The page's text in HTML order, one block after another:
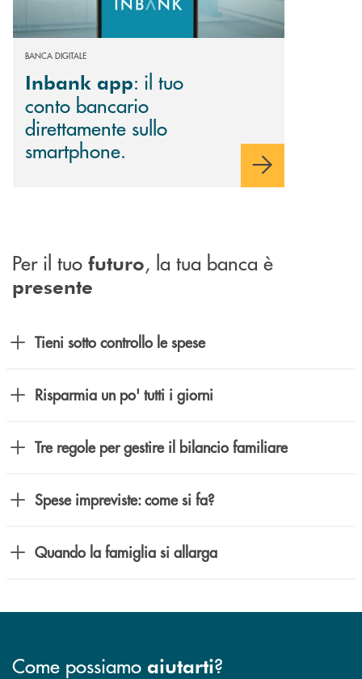
BANCA DIGITALE
Inbank app: il tuo
conto bancario
direttamente sullo
smartphone.
Per il tuo futuro, la tua banca è
presente
Tieni sotto controllo le spese
Risparmia un po' tutti i giorni
Tre regole per gestire il bilancio familiare
Spese impreviste: come si fa?
Quando la famiglia si allarga
Come possiamo aiutarti?